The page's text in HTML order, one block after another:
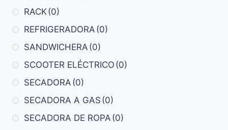
RACK(0)
REFRIGERADORA (0)
SANDWICHERA (0)
SCOOTER ELÉCTRICO (0)
SECADORA (0)
SECADORA A GAS (0)
SECADORA DE ROPA (0)